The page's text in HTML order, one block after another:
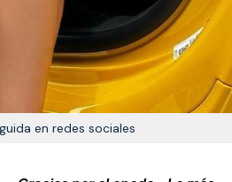
en redes sociales